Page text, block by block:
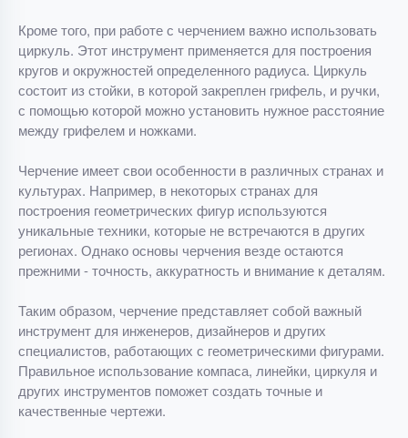
Кроме того, при работе с черчением важно использовать
циркуль. Этот инструмент применяется для построения
кругов и окружностей определенного радиуса. Циркуль
состоит из стойки, в которой закреплен грифель, и ручки,
с помощью которой можно установить нужное расстояние
между грифелем и ножками.
Черчение имеет свои особенности в различных странах и
культурах. Например, в некоторых странах для
построения геометрических фигур используются
уникальные техники, которые не встречаются в других
регионах. Однако основы черчения везде остаются
прежними - точность, аккуратность и внимание к деталям.
Таким образом, черчение представляет собой важный
инструмент для инженеров, дизайнеров и других
специалистов, работающих с геометрическими фигурами.
Правильное использование компаса, линейки, циркуля и
других инструментов поможет создать точные и
качественные чертежи.